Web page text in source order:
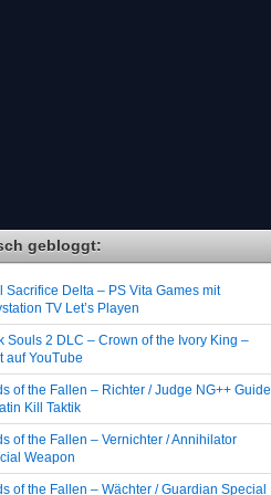
gebloggt:
Sacrifice Delta – PS Vita Games mit
TV Let’s Playen
Souls 2 DLC – Crown of the Ivory King –
auf YouTube
of the Fallen – Richter / Judge NG++ Guide
Kill Taktik
of the Fallen – Vernichter / Annihilator
Weapon
of the Fallen – Wächter / Guardian Special